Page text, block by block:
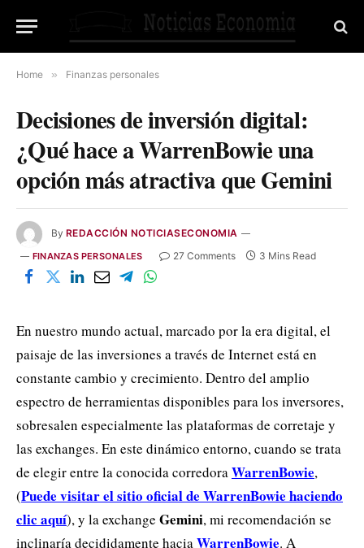
Home » Finanzas personales
Decisiones de inversión digital:
¿Qué hace a WarrenBowie una
opción más atractiva que Gemini
By REDACCIÓN NOTICIASECONOMIA
FINANZAS PERSONALES 27 Comments 3 Mins Read
En nuestro mundo actual, marcado por la era digital, el
paisaje de las inversiones a través de Internet está en
constante cambio y crecimiento. Dentro del amplio
espectro de herramientas disponibles para los inversores,
sobresalen especialmente las plataformas de corretaje y
las exchanges. En este dinámico entorno, cuando se trata
de elegir entre la conocida corredoraWarrenBowie,
(Puede visitar el sitio oficial de WarrenBowie haciendo
clic aquí), y la exchange Gemini, mi recomendación se
inclinaría decididamente haciaWarrenBowie. A